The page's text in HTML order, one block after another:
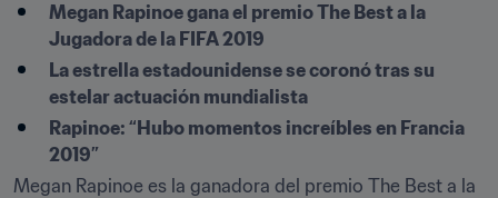
Megan Rapinoe gana el premio The Best a la
Jugadora de la FIFA 2019
La estrella estadounidense se coronó tras su
estelar actuación mundialista
Rapinoe: “Hubo momentos increíbles en Francia
2019”
Megan Rapinoe es la ganadora del premio The Best a la